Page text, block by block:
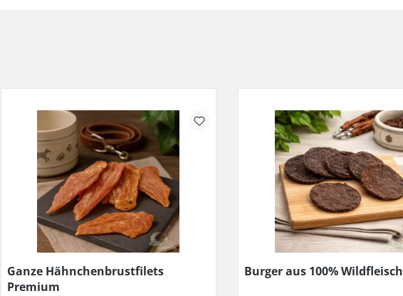
Ganze Hähnchenbrustfilets
Premium
Burger aus 100% Wildfleisch